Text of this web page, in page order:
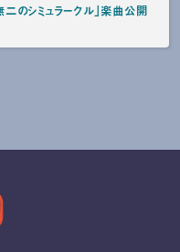
のシミュラークル」楽曲公開